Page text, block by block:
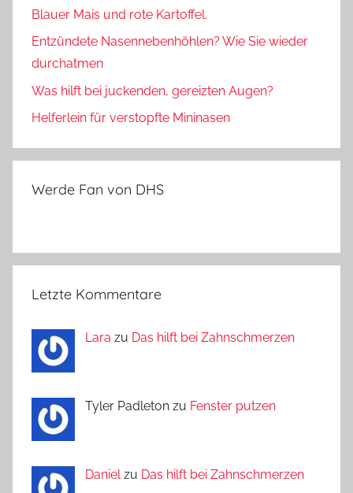
Blauer Mais und rote Kartoffel.
Entzündete Nasennebenhöhlen? Wie Sie wieder
durchatmen
Was hilft bei juckenden, gereizten Augen?
Helferlein für verstopfte Mininasen
Werde Fan von DHS
Letzte Kommentare
Lara zu Das hilft bei Zahnschmerzen
Tyler Padleton zu Fenster putzen
Daniel zu Das hilft bei Zahnschmerzen